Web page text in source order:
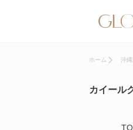
ホーム 沖縄
カイール